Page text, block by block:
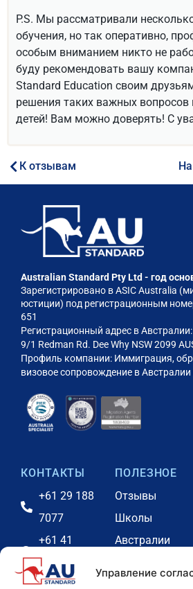
Управление
P.S. Мы рассматривали
обучения, но так оперативно,
особым вниманием никто не
буду рекомендовать вашу
Standard Education своим
решения таких важных
детей! Вам можно доверять! С
К отзывам
Australian Standard Pty Ltd - год
Зарегистрировано в ASIC Australia
юстиции) под регистрационным
651
Регистрационный адрес в Австралии:
9/1 Redman Rd. Dee Why NSW 2099
Профиль компании: Иммиграция,
визовое сопровождение в
КОНТАКТЫ
+61 29 188
7077
+61 41
2731646
info@eduau.com.au
ПОЛЕЗНОЕ
Отзывы
Школы
Австралии